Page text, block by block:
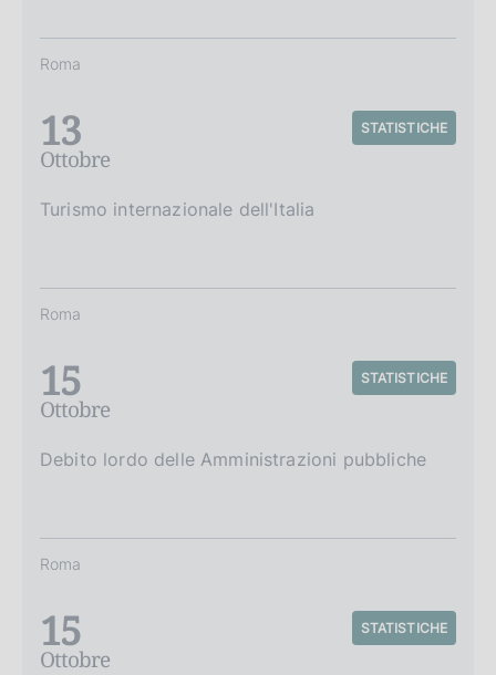
Roma
13
Ottobre
STATISTICHE
Turismo internazionale dell'Italia
Roma
15
Ottobre
STATISTICHE
Debito lordo delle Amministrazioni pubbliche
Roma
15
Ottobre
STATISTICHE